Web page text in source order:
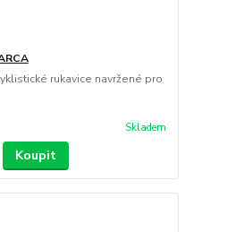
rukavice navržené pro
Skladem
Koupit